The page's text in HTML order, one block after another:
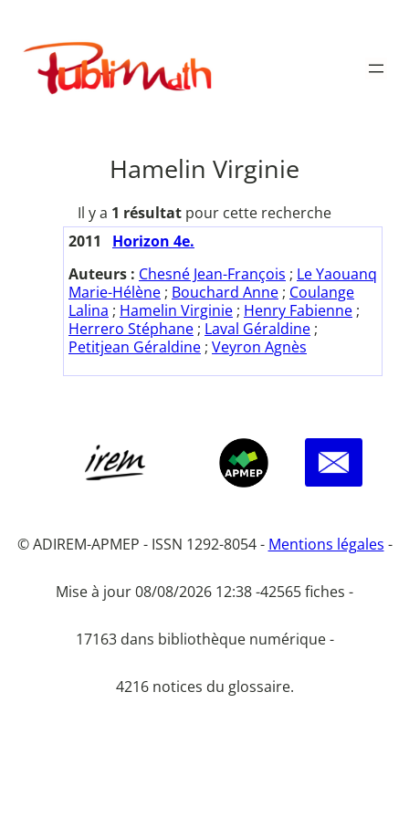
contenu
Publimath
Hamelin Virginie
Il y a 1 résultat pour cette recherche
2011
Horizon 4e.
Auteurs : Chesné Jean-François ; Le Yaouanq
Marie-Hélène ; Bouchard Anne ; Coulange
Lalina ; Hamelin Virginie ; Henry Fabienne ;
Herrero Stéphane ; Laval Géraldine ;
Petitjean Géraldine ; Veyron Agnès
© ADIREM-APMEP - ISSN 1292-8054 - Mentions légales -
Mise à jour 08/08/2026 12:38 -42565 fiches -
17163 dans bibliothèque numérique -
4216 notices du glossaire.